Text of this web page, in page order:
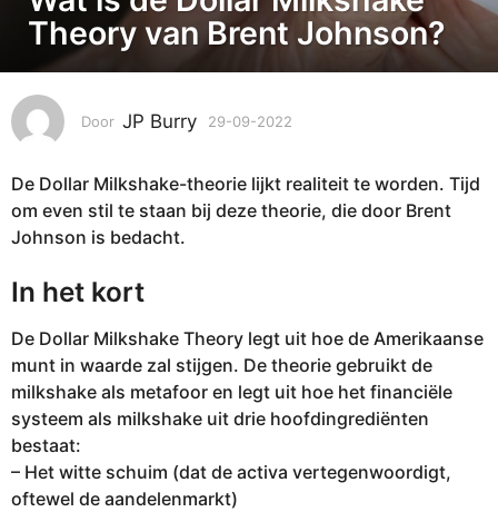
-
0
9
-
2
2
2
3
-
2
-
2
0
2
3
Theory van Brent Johnson?
Door JP Burry 29-09-2022
1
2
De Dollar Milkshake-theorie lijkt realiteit te worden. Tijd
om even stil te staan bij deze theorie, die door Brent
Johnson is bedacht.
In het kort
De Dollar Milkshake Theory legt uit hoe de Amerikaanse
munt in waarde zal stijgen. De theorie gebruikt de
milkshake als metafoor en legt uit hoe het financiële
systeem als milkshake uit drie hoofdingrediënten
bestaat:
– Het witte schuim (dat de activa vertegenwoordigt,
oftewel de aandelenmarkt)